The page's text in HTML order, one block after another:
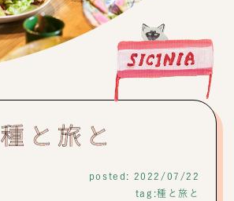
種と旅と
posted: 2022/07/22
tag:種と旅と